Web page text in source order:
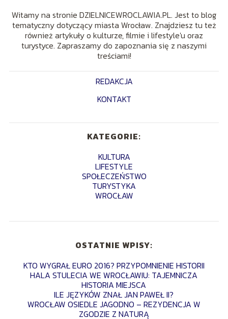
Witamy na stronie DZIELNICEWROCLAWIA.PL. Jest to blog
tematyczny dotyczący miasta Wrocław. Znajdziesz tu też
również artykuły o kulturze, filmie i lifestyle'u oraz
turystyce. Zapraszamy do zapoznania się z naszymi
treściami!
REDAKCJA
KONTAKT
KATEGORIE:
KULTURA
LIFESTYLE
SPOŁECZEŃSTWO
TURYSTYKA
WROCŁAW
OSTATNIE WPISY:
KTO WYGRAŁ EURO 2016? PRZYPOMNIENIE HISTORII
HALA STULECIA WE WROCŁAWIU: TAJEMNICZA
HISTORIA MIEJSCA
ILE JĘZYKÓW ZNAŁ JAN PAWEŁ II?
WROCŁAW OSIEDLE JAGODNO – REZYDENCJA W
ZGODZIE Z NATURĄ